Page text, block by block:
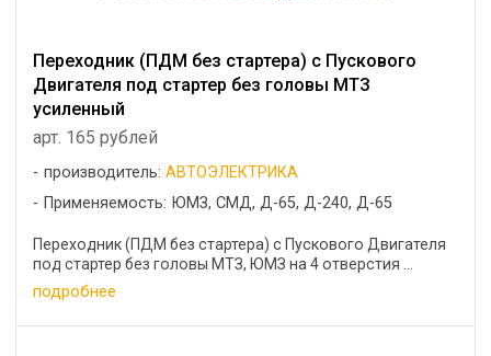
Переходник (ПДМ без стартера) с Пускового
Двигателя под стартер без головы МТЗ
усиленный
арт. 165 рублей
производитель:АВТОЭЛЕКТРИКА
Применяемость: ЮМЗ, СМД, Д-65, Д-240, Д-65
Переходник (ПДМ без стартера) с Пускового Двигателя
под стартер без головы МТЗ, ЮМЗ на 4 отверстия ...
подробнее